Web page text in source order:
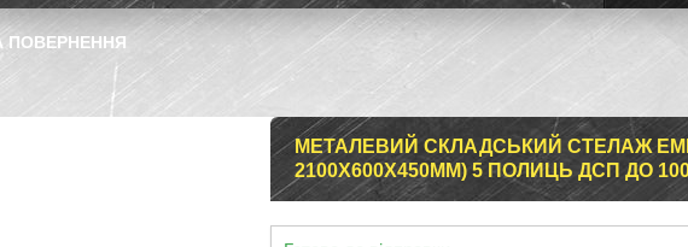
ПОВЕРНЕННЯ
МЕТАЛЕВИЙ СКЛАДСЬКИЙ СТЕЛАЖ
2100Х600X450ММ) 5 ПОЛИЦЬ ДСП ДО